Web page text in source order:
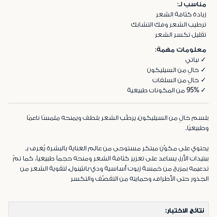
مناسب لـ:
زيادة كثافة الشعر
ترطيب الشعر وفك التشابك
تقليل تكسر الشعر
معلومات مهمة:
✓ نباتي
✓ خالٍ من السيليكون
✓ خالٍ من السلفات
✓ 95% من المكونات طبيعية
بلسم خالٍ من السيليكون، يرطّب الشعر بلطف ويمنحه ملمسًا ناعمًا
وطبيعيًا.
يحتوي على مكوّن مبتكر مستوحى من عالم العناية بالبشرة يُعرف بـ
ببتيدات الأرز، يساعد على تعزيز كثافة الشعر ومنحه حجماً طبيعياً. كما تمّ
تدعيمه بمزيج من خمسة زيوت أساسية ودي-بانثينول، لتقوية الشعر من
الجذور حتى الأطراف، وحمايته من التقصّف والتكسر
نتائج الاختبار: